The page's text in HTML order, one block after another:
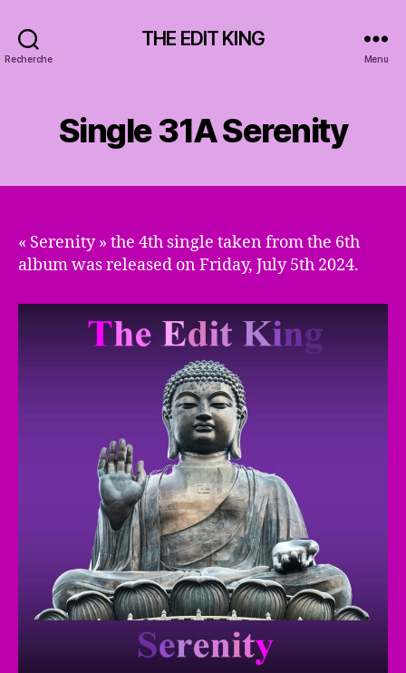
Recherche
THE EDIT KING
Menu
Single 31A Serenity
« Serenity » the 4th single taken from the 6th
album was released on Friday, July 5th 2024.